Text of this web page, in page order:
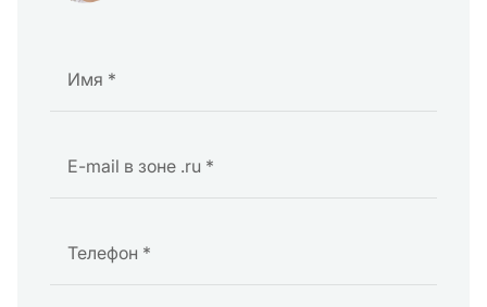
Имя *
E-mail в зоне .ru *
Телефон *